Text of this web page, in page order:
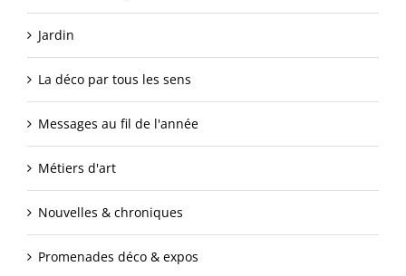
Jardin
La déco par tous les sens
Messages au fil de l'année
Métiers d'art
Nouvelles & chroniques
Promenades déco & expos